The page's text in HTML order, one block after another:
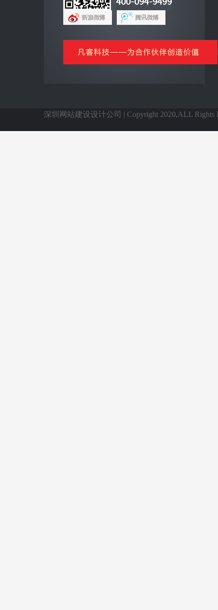
网上商城云平台
信息化基础产品
深圳网站建设设计公司 | Copyright 2020,ALL Rights